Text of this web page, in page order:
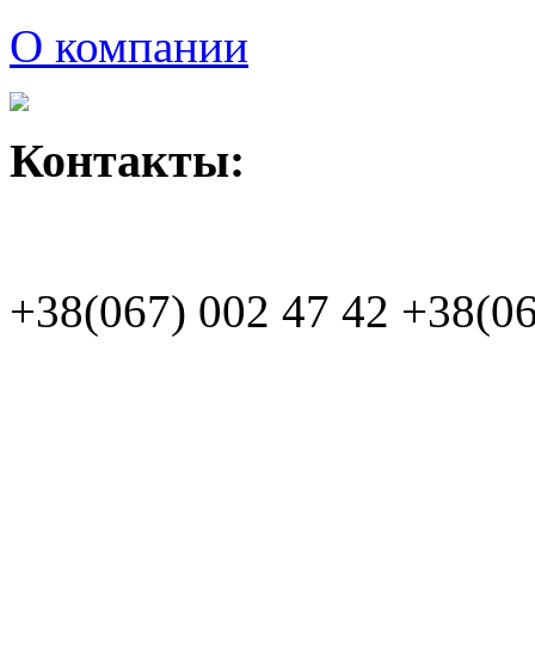
О компании
Контакты:
+38(067) 002 47 42